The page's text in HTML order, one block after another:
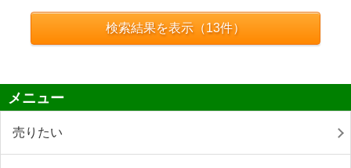
検索結果を表示（13件）
メニュー
売りたい